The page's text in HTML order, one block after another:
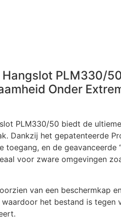
PLM330/
Onder
PLM330/50 biedt de
Dankzij het gepatenteerde
en de geavanceerde
voor zware omgevingen
van een beschermkap
het bestand is tegen